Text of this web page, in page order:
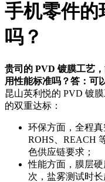
手机零件的
吗？
贵司的 PVD 镀膜工艺
用性能标准吗？答：可
昆山英利悦的 PVD 镀
的双重达标：
环保方面，全程
ROHS、REACH
色供应链要求；
性能方面，膜层
次，盐雾测试时